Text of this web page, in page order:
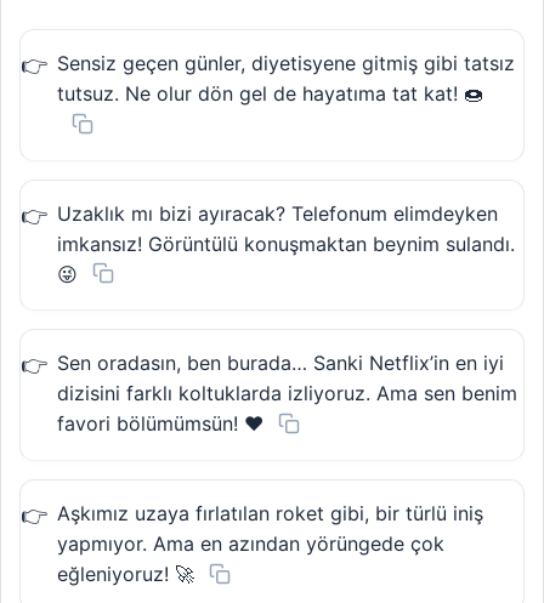
Sensiz geçen günler, diyetisyene gitmiş gibi tatsız
tutsuz. Ne olur dön gel de hayatıma tat kat! 🍩
Uzaklık mı bizi ayıracak? Telefonum elimdeyken
imkansız! Görüntülü konuşmaktan beynim sulandı.
😜
Sen oradasın, ben burada… Sanki Netflix’in en iyi
dizisini farklı koltuklarda izliyoruz. Ama sen benim
favori bölümümsün! ❤️
Aşkımız uzaya fırlatılan roket gibi, bir türlü iniş
yapmıyor. Ama en azından yörüngede çok
eğleniyoruz! 🚀